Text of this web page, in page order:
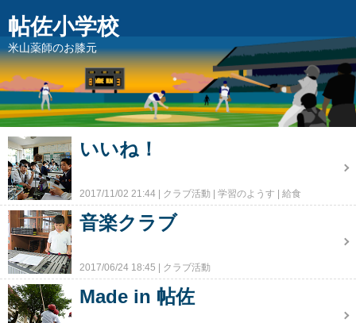
帖佐小学校
米山薬師のお膝元
いいね！
2017/11/02 21:44 クラブ活動 学習のようす 給食
音楽クラブ
2017/06/24 18:45 クラブ活動
Made in 帖佐